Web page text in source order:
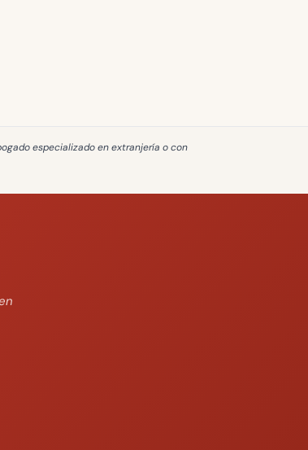
especializado en extranjería o con